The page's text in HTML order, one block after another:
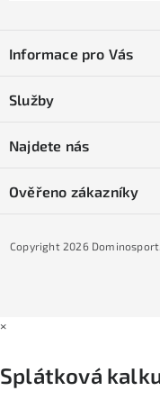
pInformace pro Vás
Obchodní podmínky
Podmínky GDPR
Podmínky nákupu na
Služby
Naše prodejna
Najdete nás
Ověřeno zákazníky
Copyright 2026 Dominosport
×
Splátková